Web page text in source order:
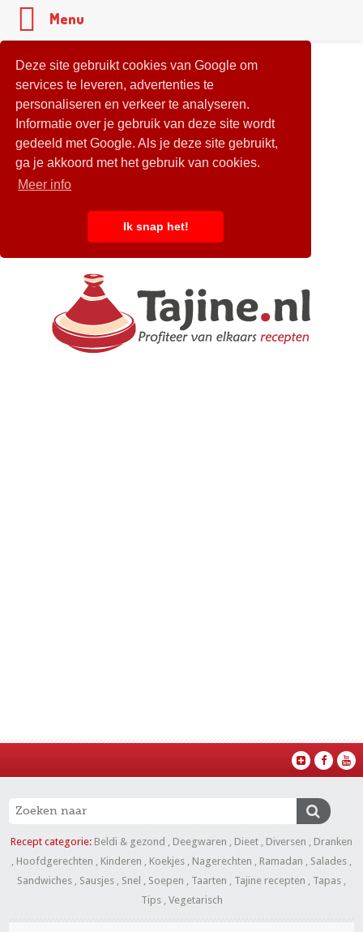
Deze site gebruikt cookies van Google om
services te leveren, advertenties te
personaliseren en verkeer te analyseren.
Informatie over je gebruik van deze site wordt
gedeeld met Google. Als je deze site gebruikt,
ga je akkoord met het gebruik van cookies.
Meer info
Ik snap het!
Recept categorie: Beldi & gezond , Deegwaren , Dieet , Diversen , Dranken
, Hoofdgerechten , Kinderen , Koekjes , Nagerechten , Ramadan , Salades ,
Sandwiches , Sausjes , Snel , Soepen , Taarten , Tajine recepten , Tapas ,
Tips, Vegetarisch
Menu